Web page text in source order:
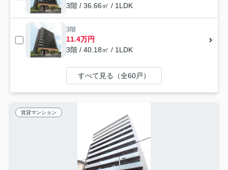
3階 / 36.66㎡ / 1LDK
3階
11.4万円
3階 / 40.18㎡ / 1LDK
すべて見る（全60戸）
賃貸マンション